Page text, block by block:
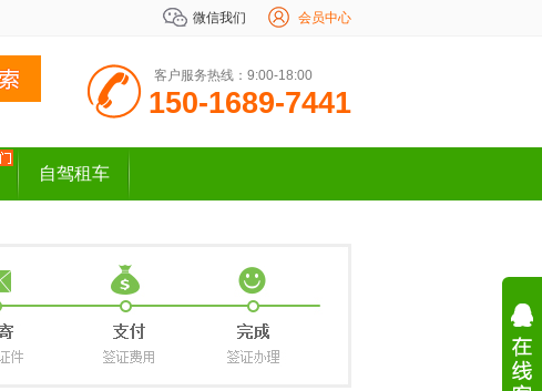
微信我们 会员中心
客户服务热线：9:00-18:00
150-1689-7441
自驾租车